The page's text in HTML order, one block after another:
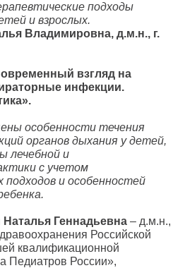
подходы
и взрослых.
Владимировна, д.м.н., г.
взгляд на
инфекции.
особенности течения
органов дыхания у детей,
лечебной и
с учетом
и особенностей
Геннадьевна – д.м.н.,
Российской
квалификационной
Педиатров России»,